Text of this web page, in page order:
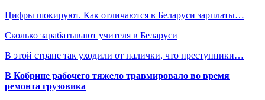
Цифры шокируют. Как отличаются в Беларуси зарплаты…
Сколько зарабатывают учителя в Беларуси
В этой стране так уходили от налички, что преступники…
В Кобрине рабочего тяжело травмировало во время
ремонта грузовика